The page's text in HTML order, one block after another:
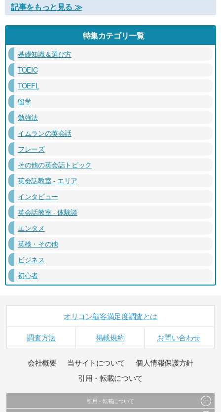
記事をもっと見る ≫
特集カテゴリ一覧
基礎知識＆選び方
TOEIC
TOEFL
留学
勉強法
イムランの英会話
フレーズ
その他の英会話トピック
英会話教室 - エリア
インタビュー
英会話教室 - 体験談
エンタメ
英検・その他
ビジネス
初心者
オリコン顧客満足度調査とは
調査方法 掲載規約 お問い合わせ
会社概要 当サイトについて
個人情報保護方針
引用・転載について
引用・転載について